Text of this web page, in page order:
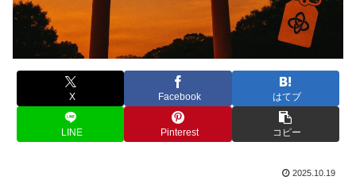
X Facebook はてブ
LINE Pinterest コピー
2025.10.19